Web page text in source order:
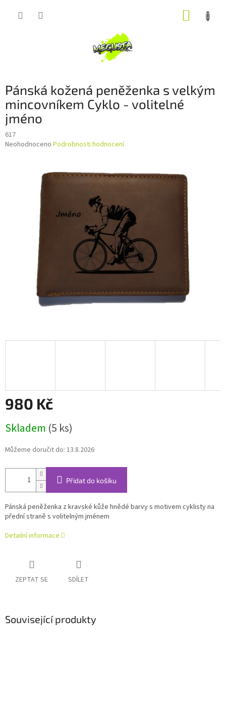
Pánská kožená peněženka s velkým
mincovníkem Cyklo - volitelné
jméno
617
Průměrné
Neohodnoceno Podrobnosti hodnocení
980 Kč
cena:
Skladem (5 ks)
Můžeme doručit do: 13.8.2026
Přidat do košíku
Pánská peněženka z kravské kůže hnědé barvy s motivem cyklisty na
přední straně s volitelným jménem
Detailní informace
ZEPTAT SE SDÍLET
Související produkty